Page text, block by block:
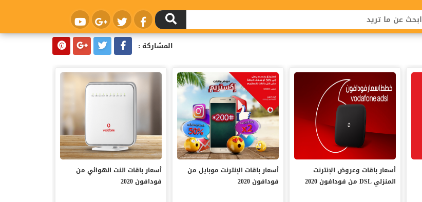
المشاركة :
أسعار باقات وعروض الإنترنت
المنزلي DSL من فودافون 2020
أسعار باقات الإنترنت موبايل من
فودافون 2020
أسعار باقات النت الهوائي من
فودافون 2020